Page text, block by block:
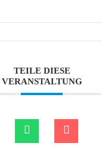
TEILE DIESE
VERANSTALTUNG